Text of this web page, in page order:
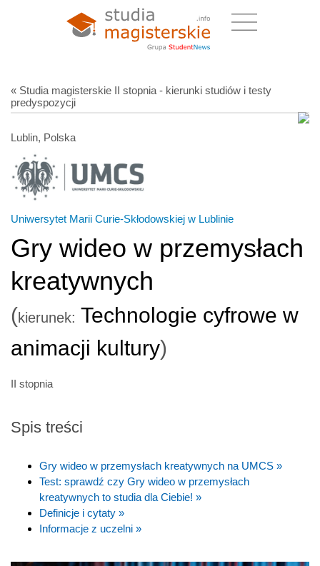
« Studia magisterskie II stopnia - kierunki studiów i testy
predyspozycji
Lublin, Polska
Uniwersytet Marii Curie-Skłodowskiej w Lublinie
Gry wideo w przemysłach
kreatywnych
(kierunek: Technologie cyfrowe w
animacji kultury)
II stopnia
Spis treści
Gry wideo w przemysłach kreatywnych na UMCS »
Test: sprawdź czy Gry wideo w przemysłach
kreatywnych to studia dla Ciebie! »
Definicje i cytaty »
Informacje z uczelni »